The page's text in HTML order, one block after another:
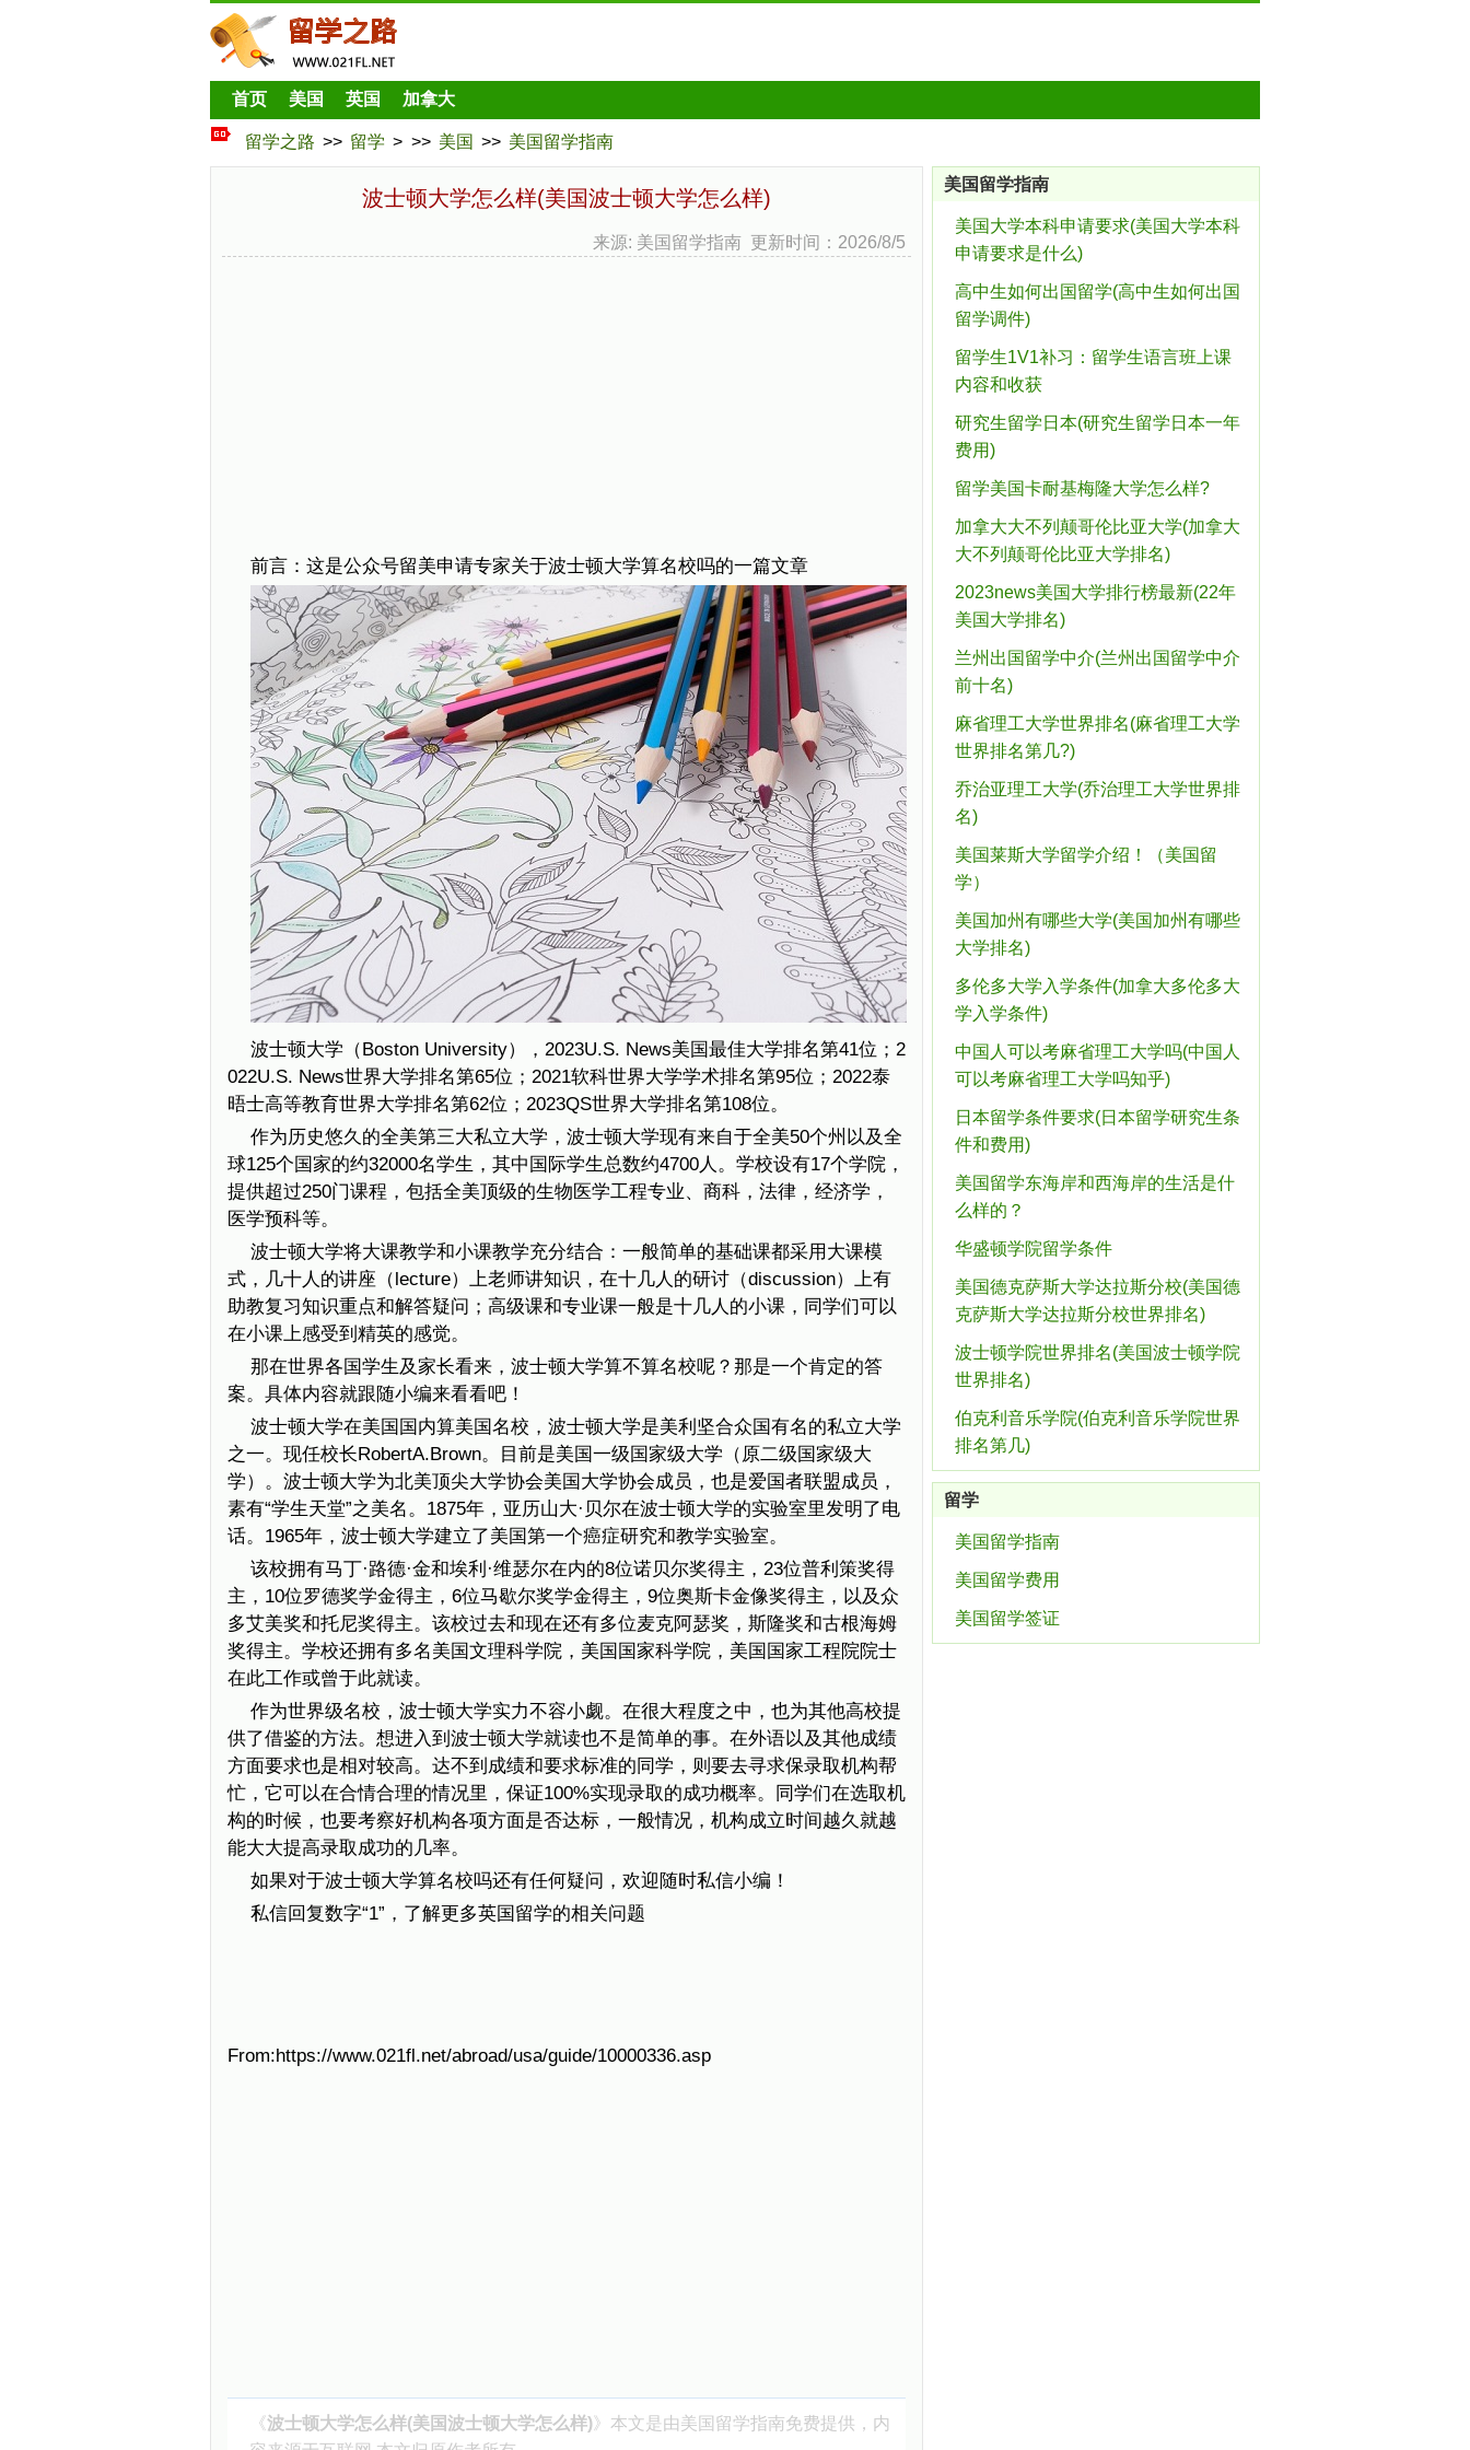
首页 美国 英国 加拿大
留学之路 >> 留学 > >> 美国 >> 美国留学指南
波士顿大学怎么样(美国波士顿大学怎么样)
来源: 美国留学指南 更新时间：2026/8/5
前言：这是公众号留美申请专家关于波士顿大学算名校吗的一篇文章
波士顿大学（Boston University），2023U.S. News美国最佳大学排名第41位；2
022U.S. News世界大学排名第65位；2021软科世界大学学术排名第95位；2022泰
晤士高等教育世界大学排名第62位；2023QS世界大学排名第108位。
作为历史悠久的全美第三大私立大学，波士顿大学现有来自于全美50个州以及全
球125个国家的约32000名学生，其中国际学生总数约4700人。学校设有17个学院，
提供超过250门课程，包括全美顶级的生物医学工程专业、商科，法律，经济学，
医学预科等。
波士顿大学将大课教学和小课教学充分结合：一般简单的基础课都采用大课模
式，几十人的讲座（lecture）上老师讲知识，在十几人的研讨（discussion）上有
助教复习知识重点和解答疑问；高级课和专业课一般是十几人的小课，同学们可以
在小课上感受到精英的感觉。
那在世界各国学生及家长看来，波士顿大学算不算名校呢？那是一个肯定的答
案。具体内容就跟随小编来看看吧！
波士顿大学在美国国内算美国名校，波士顿大学是美利坚合众国有名的私立大学
之一。现任校长RobertA.Brown。目前是美国一级国家级大学（原二级国家级大
学）。波士顿大学为北美顶尖大学协会美国大学协会成员，也是爱国者联盟成员，
素有“学生天堂”之美名。1875年，亚历山大·贝尔在波士顿大学的实验室里发明了电
话。1965年，波士顿大学建立了美国第一个癌症研究和教学实验室。
该校拥有马丁·路德·金和埃利·维瑟尔在内的8位诺贝尔奖得主，23位普利策奖得
主，10位罗德奖学金得主，6位马歇尔奖学金得主，9位奥斯卡金像奖得主，以及众
多艾美奖和托尼奖得主。该校过去和现在还有多位麦克阿瑟奖，斯隆奖和古根海姆
奖得主。学校还拥有多名美国文理科学院，美国国家科学院，美国国家工程院院士
在此工作或曾于此就读。
作为世界级名校，波士顿大学实力不容小觑。在很大程度之中，也为其他高校提
供了借鉴的方法。想进入到波士顿大学就读也不是简单的事。在外语以及其他成绩
方面要求也是相对较高。达不到成绩和要求标准的同学，则要去寻求保录取机构帮
忙，它可以在合情合理的情况里，保证100%实现录取的成功概率。同学们在选取机
构的时候，也要考察好机构各项方面是否达标，一般情况，机构成立时间越久就越
能大大提高录取成功的几率。
如果对于波士顿大学算名校吗还有任何疑问，欢迎随时私信小编！
私信回复数字“1”，了解更多英国留学的相关问题
From:https://www.021fl.net/abroad/usa/guide/10000336.asp
《波士顿大学怎么样(美国波士顿大学怎么样)》本文是由美国留学指南免费提供，内
美国留学指南
美国大学本科申请要求(美国大学本科
申请要求是什么)
高中生如何出国留学(高中生如何出国
留学调件)
留学生1V1补习：留学生语言班上课
内容和收获
研究生留学日本(研究生留学日本一年
费用)
留学美国卡耐基梅隆大学怎么样?
加拿大大不列颠哥伦比亚大学(加拿大
大不列颠哥伦比亚大学排名)
2023news美国大学排行榜最新(22年
美国大学排名)
兰州出国留学中介(兰州出国留学中介
前十名)
麻省理工大学世界排名(麻省理工大学
世界排名第几?)
乔治亚理工大学(乔治理工大学世界排
名)
美国莱斯大学留学介绍！（美国留
学）
美国加州有哪些大学(美国加州有哪些
大学排名)
多伦多大学入学条件(加拿大多伦多大
学入学条件)
中国人可以考麻省理工大学吗(中国人
可以考麻省理工大学吗知乎)
日本留学条件要求(日本留学研究生条
件和费用)
美国留学东海岸和西海岸的生活是什
么样的？
华盛顿学院留学条件
美国德克萨斯大学达拉斯分校(美国德
克萨斯大学达拉斯分校世界排名)
波士顿学院世界排名(美国波士顿学院
世界排名)
伯克利音乐学院(伯克利音乐学院世界
排名第几)
留学
美国留学指南
美国留学费用
美国留学签证